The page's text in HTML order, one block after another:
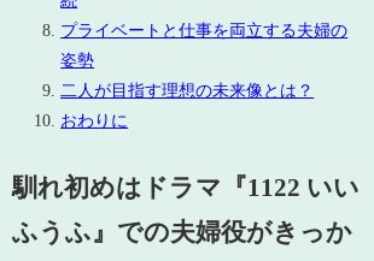
プライベートと仕事を両立する夫婦の
姿勢
二人が目指す理想の未来像とは？
おわりに
馴れ初めはドラマ『1122 いい
ふうふ』での夫婦役がきっか